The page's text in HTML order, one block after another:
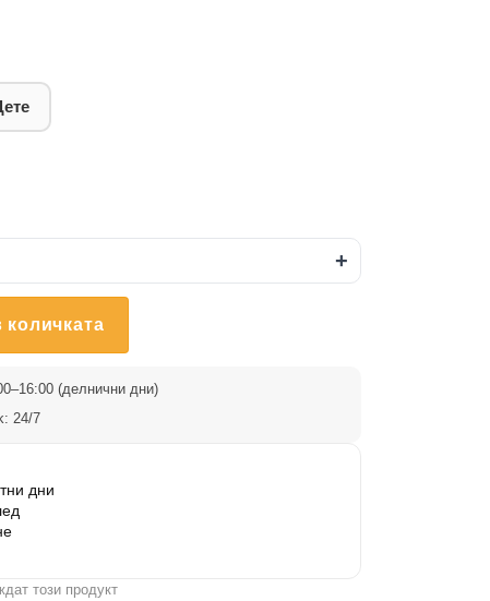
+
(делнични дни)
24/7
дни
този продукт